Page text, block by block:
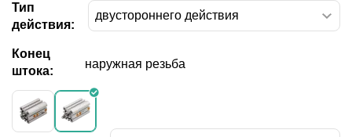
Тип
действия:
Конец
штока:
наружная резьба